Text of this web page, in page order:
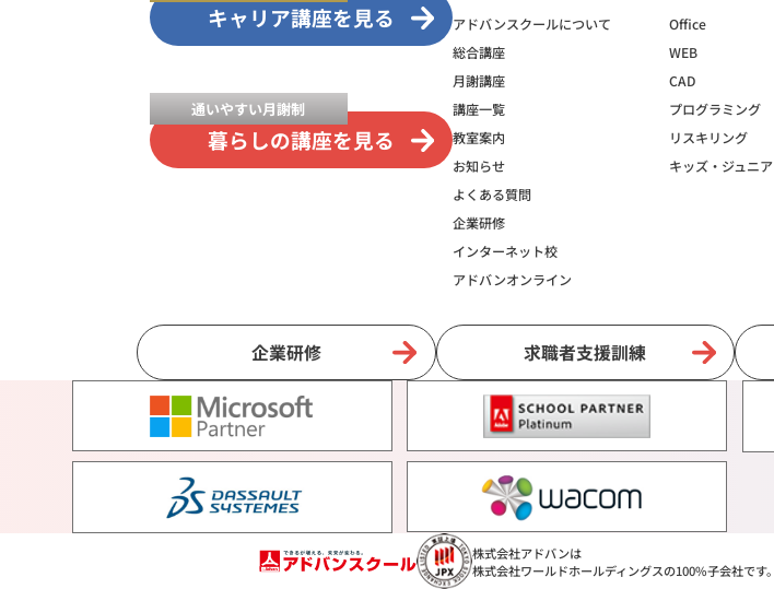
キャリア講座を見る
通いやすい月謝制
暮らしの講座を見る
アドバンスクールについて
総合講座
月謝講座
講座一覧
教室案内
お知らせ
よくある質問
企業研修
インターネット校
アドバンオンライン
Office
WEB
CAD
プログラミング
リスキリング
キッズ・ジュニア
企業研修 求職者支援訓練
株式会社アドバンは
株式会社ワールドホールディングスの100%子会社です。